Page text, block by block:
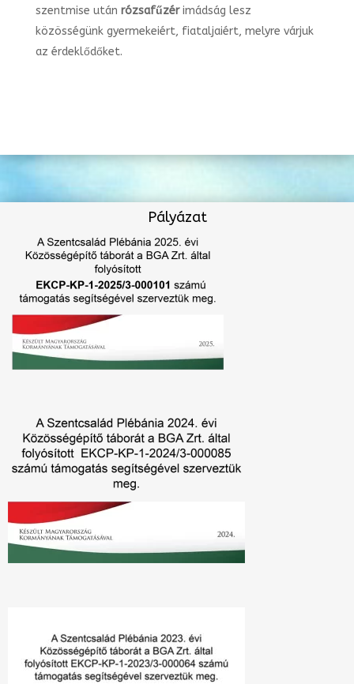
szentmise után rózsafűzérimádság lesz
közösségünk gyermekeiért, fiataljaiért, melyre várjuk
az érdeklődőket.
Pályázat